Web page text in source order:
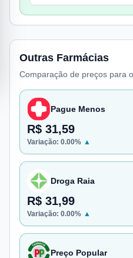
Outras Farmácias
Comparação de preços para
Pague Menos
R$ 31,59
Variação: 0.00% ▲
Droga Raia
R$ 31,99
Variação: 0.00% ▲
Preço Popular